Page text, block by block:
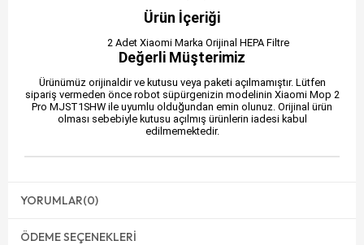
Ürün İçeriği
2 Adet Xiaomi Marka Orijinal HEPA Filtre
Değerli Müşterimiz
Ürünümüz orijinaldir ve kutusu veya paketi açılmamıştır. Lütfen
sipariş vermeden önce robot süpürgenizin modelinin Xiaomi Mop 2
Pro MJST1SHW ile uyumlu olduğundan emin olunuz. Orijinal ürün
olması sebebiyle kutusu açılmış ürünlerin iadesi kabul
edilmemektedir.
YORUMLAR(0)
ÖDEME SEÇENEKLERI